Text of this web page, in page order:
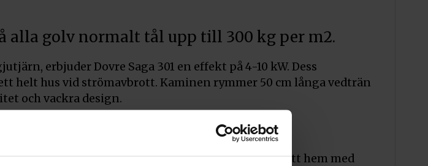
alla golv normalt tål upp till 300 kg per m2.
erbjuder Dovre Saga 301 en effekt på 4-10 kW. Dess
hus vid strömavbrott. Kaminen rymmer 50 cm långa vedträn
och vackra design.
i Norge. Under årtionden har deras kaminer försett hem med